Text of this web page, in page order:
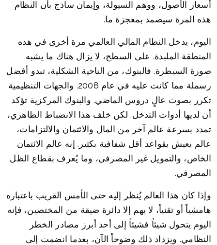
أسعار الأصول، ووهم السيولة، وإيمان ساذج بأن النظام
هذه المرة سيصمد بمعجزة ما.
اليوم، يدخل النظام المالي العالمي مرة أخرى في هذه
المنطقة الملبدة. على السطح، لا يزال هناك ما يشبه
صورة السيطرة. فالبنوك، من الناحية الشكلية، تبدو أفضل
رسملة مما كانت عليه في عام 2008. والجهات التنظيمية
تكرر بصوت عالٍ دروس الماضي. والبنوك المركزية تؤكد
أن لديها أدوات التدخل. لكن خلف هذا الانضباط الظاهري،
تمدد بسرعة عالم آخر من المال والائتمان والالتزامات،
عالم يعيش بقواعد أقل شفافية بكثير. إنه عالم الائتمان
الخاص، والتمويل غير المصرفي، وما يُعرف بقطاع الظل
المصرفي.
وإذا كان هذا العالم يُنظر إليه حتى الأمس القريب باعتباره
هامشياً أو تقنياً، لا يهم إلا دائرة ضيقة من المختصين، فإنه
اليوم يتحول شيئاً فشيئاً إلى أحد أبرز مصادر الخطر
النظامي. ويزداد ذلك وضوحاً الآن، بعدما انضمت إلى